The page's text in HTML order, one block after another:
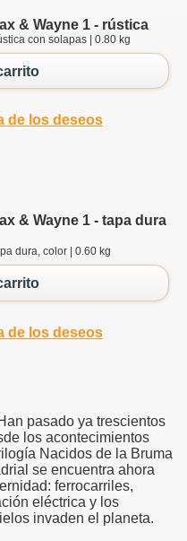
& Wayne 1 - rústica
con solapas | 0.80 kg
de los deseos
& Wayne 1 - tapa dura
dura, color | 0.60 kg
de los deseos
pasado ya trescientos
los acontecimientos
Nacidos de la Bruma
se encuentra ahora
ferrocarriles,
eléctrica y los
invaden el planeta.